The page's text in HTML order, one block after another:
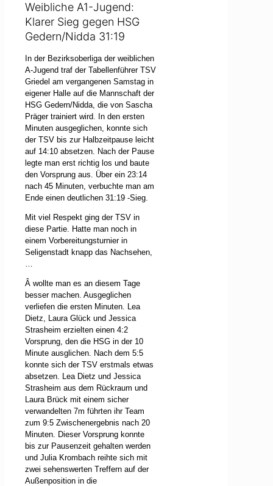
Weibliche A1-Jugend:
Klarer Sieg gegen HSG
Gedern/Nidda 31:19
In der Bezirksoberliga der weiblichen
A-Jugend traf der Tabellenführer TSV
Griedel am vergangenen Samstag in
eigener Halle auf die Mannschaft der
HSG Gedern/Nidda, die von Sascha
Präger trainiert wird. In den ersten
Minuten ausgeglichen, konnte sich
der TSV bis zur Halbzeitpause leicht
auf 14:10 absetzen. Nach der Pause
legte man erst richtig los und baute
den Vorsprung aus. Über ein 23:14
nach 45 Minuten, verbuchte man am
Ende einen deutlichen 31:19 -Sieg.
Mit viel Respekt ging der TSV in
diese Partie. Hatte man noch in
einem Vorbereitungsturnier in
Seligenstadt knapp das Nachsehen,
Â wollte man es an diesem Tage
besser machen. Ausgeglichen
verliefen die ersten Minuten. Lea
Dietz, Laura Glück und Jessica
Strasheim erzielten einen 4:2
Vorsprung, den die HSG in der 10
Minute ausglichen. Nach dem 5:5
konnte sich der TSV erstmals etwas
absetzen. Lea Dietz und Jessica
Strasheim aus dem Rückraum und
Laura Brück mit einem sicher
verwandelten 7m führten ihr Team
zum 9:5 Zwischenergebnis nach 20
Minuten. Dieser Vorsprung konnte
bis zur Pausenzeit gehalten werden
und Julia Krombach reihte sich mit
zwei sehenswerten Treffern auf der
Außenposition in die